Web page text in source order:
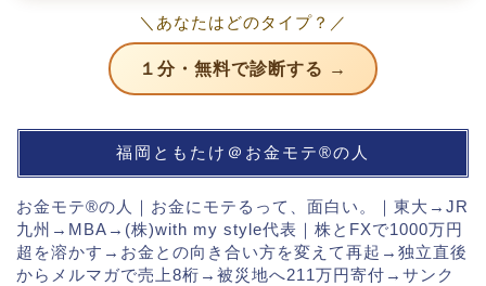
＼あなたはどのタイプ？／
１分・無料で診断する →
福岡ともたけ＠お金モテ®の人
お金モテ®の人｜お金にモテるって、面白い。｜東大→JR
九州→MBA→(株)with my style代表｜株とFXで1000万円
超を溶かす→お金との向き合い方を変えて再起→独立直後
からメルマガで売上8桁→被災地へ211万円寄付→サンク